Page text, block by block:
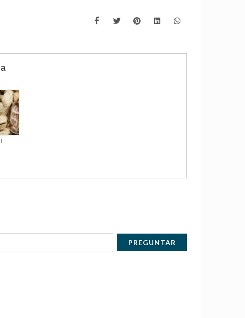
PREGUNTAR